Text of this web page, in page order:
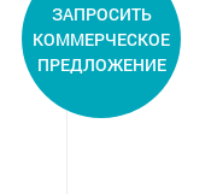
ЗАПРОСИТЬ
КОММЕРЧЕСКОЕ
ПРЕДЛОЖЕНИЕ